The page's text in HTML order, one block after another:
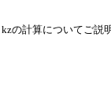
の計算についてご